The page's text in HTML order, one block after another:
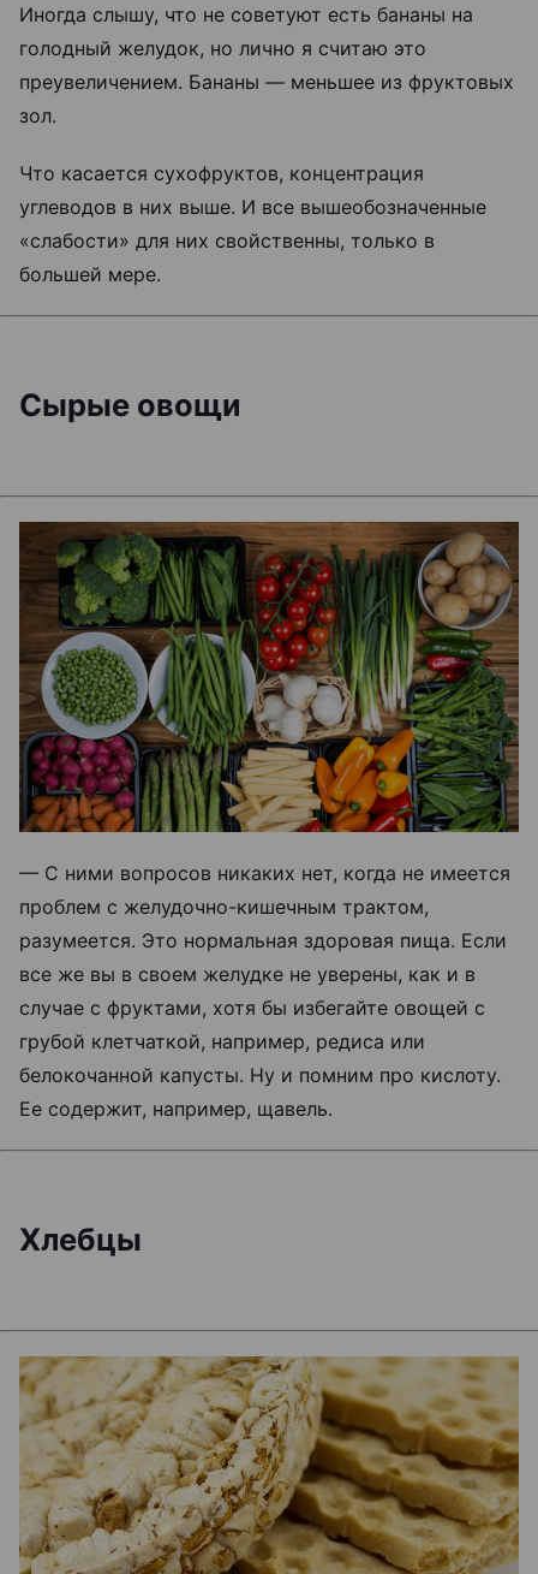
Иногда слышу, что не советуют есть бананы на
голодный желудок, но лично я считаю это
преувеличением. Бананы — меньшее из фруктовых
зол.
Что касается сухофруктов, концентрация
углеводов в них выше. И все вышеобозначенные
«слабости» для них свойственны, только в
большей мере.
Сырые овощи
— С ними вопросов никаких нет, когда не имеется
проблем с желудочно-кишечным трактом,
разумеется. Это нормальная здоровая пища. Если
все же вы в своем желудке не уверены, как и в
случае с фруктами, хотя бы избегайте овощей с
грубой клетчаткой, например, редиса или
белокочанной капусты. Ну и помним про кислоту.
Ее содержит, например, щавель.
Хлебцы